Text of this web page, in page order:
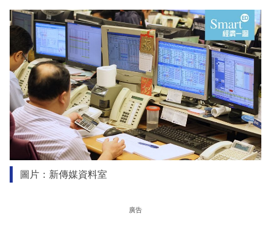
圖片：新傳媒資料室
廣告